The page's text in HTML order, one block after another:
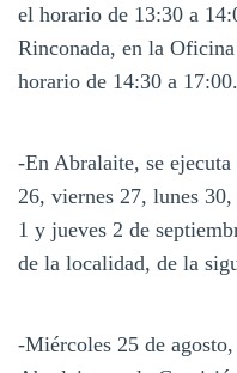
el horario de 13:30 a
Rinconada, en la
horario de 14:30 a 17:00.
-En Abralaite, se
26, viernes 27, lunes
1 y jueves 2 de
de la localidad, de la
-Miércoles 25 de